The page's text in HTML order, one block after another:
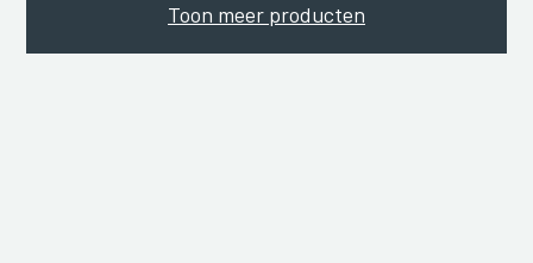
Toon meer producten